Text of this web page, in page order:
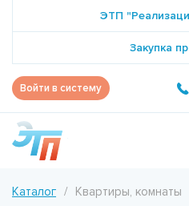
ЭТП
Закупка
Войти в систему
Каталог Квартиры, комнаты